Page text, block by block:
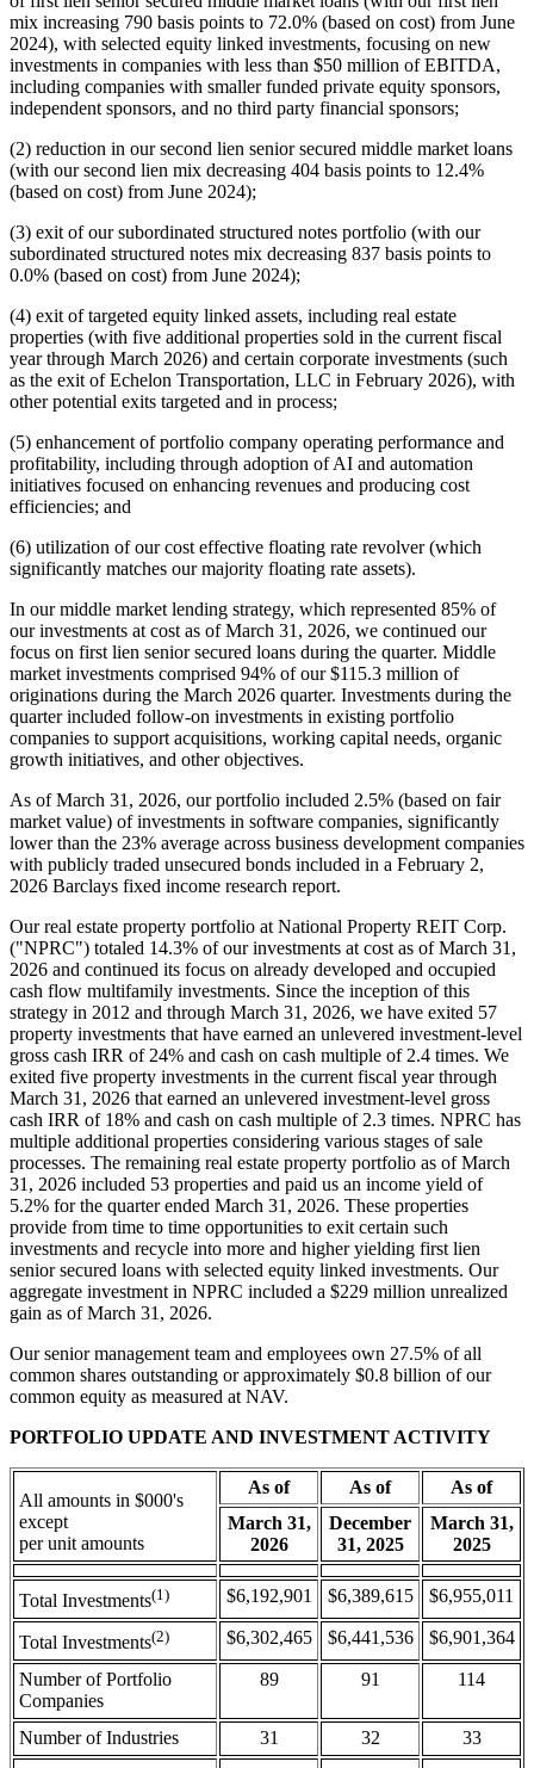
mix increasing 790 basis points to 72.0% (based on cost) from June
2024), with selected equity linked investments, focusing on new
investments in companies with less than $50 million of EBITDA,
including companies with smaller funded private equity sponsors,
independent sponsors, and no third party financial sponsors;
(2) reduction in our second lien senior secured middle market loans
(with our second lien mix decreasing 404 basis points to 12.4%
(based on cost) from June 2024);
(3) exit of our subordinated structured notes portfolio (with our
subordinated structured notes mix decreasing 837 basis points to
0.0% (based on cost) from June 2024);
(4) exit of targeted equity linked assets, including real estate
properties (with five additional properties sold in the current fiscal
year through March 2026) and certain corporate investments (such
as the exit of Echelon Transportation, LLC in February 2026), with
other potential exits targeted and in process;
(5) enhancement of portfolio company operating performance and
profitability, including through adoption of AI and automation
initiatives focused on enhancing revenues and producing cost
efficiencies; and
(6) utilization of our cost effective floating rate revolver (which
significantly matches our majority floating rate assets).
In our middle market lending strategy, which represented 85% of
our investments at cost as of March 31, 2026, we continued our
focus on first lien senior secured loans during the quarter. Middle
market investments comprised 94% of our $115.3 million of
originations during the March 2026 quarter. Investments during the
quarter included follow-on investments in existing portfolio
companies to support acquisitions, working capital needs, organic
growth initiatives, and other objectives.
As of March 31, 2026, our portfolio included 2.5% (based on fair
market value) of investments in software companies, significantly
lower than the 23% average across business development companies
with publicly traded unsecured bonds included in a February 2,
2026 Barclays fixed income research report.
Our real estate property portfolio at National Property REIT Corp.
("NPRC") totaled 14.3% of our investments at cost as of March 31,
2026 and continued its focus on already developed and occupied
cash flow multifamily investments. Since the inception of this
strategy in 2012 and through March 31, 2026, we have exited 57
property investments that have earned an unlevered investment-level
gross cash IRR of 24% and cash on cash multiple of 2.4 times. We
exited five property investments in the current fiscal year through
March 31, 2026 that earned an unlevered investment-level gross
cash IRR of 18% and cash on cash multiple of 2.3 times. NPRC has
multiple additional properties considering various stages of sale
processes. The remaining real estate property portfolio as of March
31, 2026 included 53 properties and paid us an income yield of
5.2% for the quarter ended March 31, 2026. These properties
provide from time to time opportunities to exit certain such
investments and recycle into more and higher yielding first lien
senior secured loans with selected equity linked investments. Our
aggregate investment in NPRC included a $229 million unrealized
gain as of March 31, 2026.
Our senior management team and employees own 27.5% of all
common shares outstanding or approximately $0.8 billion of our
common equity as measured at NAV.
PORTFOLIO UPDATE AND INVESTMENT ACTIVITY
All amounts in $000's
except
per unit amounts
As of As of
As of
March 31,
2026
December
31, 2025
March 31,
2025
Total Investments(1) $6,192,901 $6,389,615 $6,955,011
Total Investments(2) $6,302,465 $6,441,536 $6,901,364
Number of Portfolio
Companies
89 91 114
Number of Industries 31 32 33